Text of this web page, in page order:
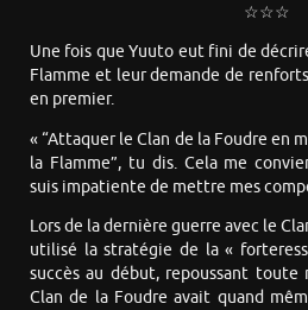
☆☆☆
Une fois que Yuuto eut fini de
Flamme et leur demande de
en premier.
« “Attaquer le Clan de la Foudre en
la Flamme”, tu dis. Cela me
suis impatiente de mettre mes
Lors de la dernière guerre avec le
utilisé la stratégie de la «
succès au début, repoussant toute
Clan de la Foudre avait quand